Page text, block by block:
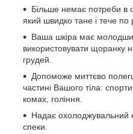
Більше немає потреби в
який швидко тане і тече по
Ваша шкіра має
використовувати щоранку
грудей.
Допоможе миттєво
частині Вашого тіла:
комах, гоління.
Надає охолоджувальний
спеки.